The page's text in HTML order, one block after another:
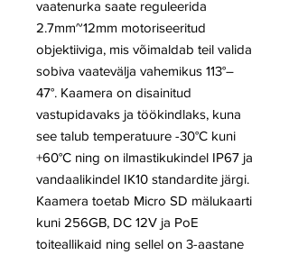
vaatenurka saate reguleerida
2.7mm~12mm motoriseeritud
objektiiviga, mis võimaldab teil valida
sobiva vaatevälja vahemikus 113°–
47°. Kaamera on disainitud
vastupidavaks ja töökindlaks, kuna
see talub temperatuure -30°C kuni
+60°C ning on ilmastikukindel IP67 ja
vandaalikindel IK10 standardite järgi.
Kaamera toetab Micro SD mälukaarti
kuni 256GB, DC 12V ja PoE
toiteallikaid ning sellel on 3-aastane